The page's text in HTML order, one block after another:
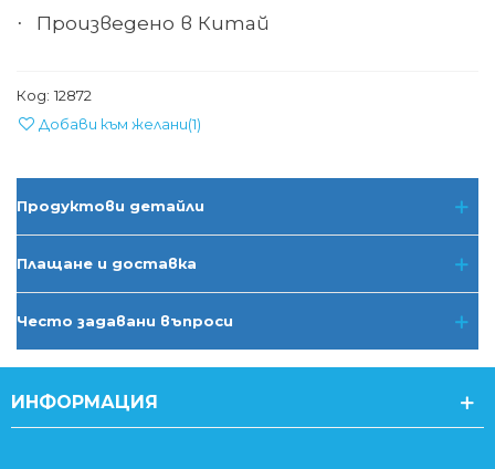
· Произведено в Китай
Код: 12872
Добави към желани(1)
Продуктови детайли
Плащане и доставка
Често задавани въпроси
ИНФОРМАЦИЯ